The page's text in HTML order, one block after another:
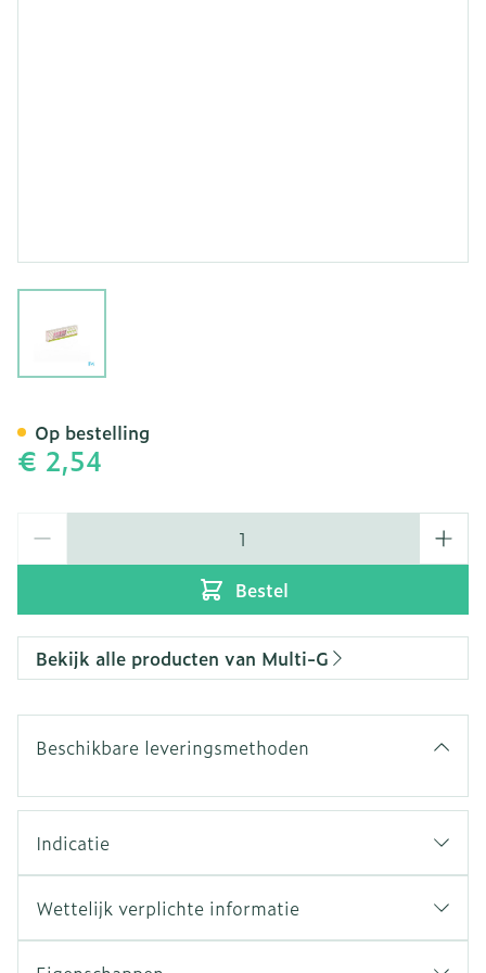
€ 2,54
Bestel
Op bestelling
Bekijk alle producten van Multi-G
Beschikbare leveringsmethoden
Indicatie
Wettelijk verplichte informatie